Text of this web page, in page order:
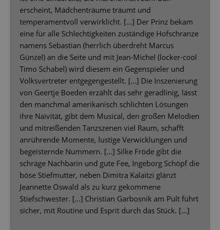
erscheint, Mädchenträume träumt und
temperamentvoll verwirklicht. […] Der Prinz bekam
eine für alle Schlechtigkeiten zuständige Hofschranze
namens Sebastian (herrlich überdreht Marcus
Günzel) an die Seite und mit Jean-Michel (locker-cool
Timo Schabel) wird diesem ein Gegenspieler und
Volksvertreter entgegengestellt. […] Die Inszenierung
von Geertje Boeden erzählt das sehr geradlinig, lässt
den manchmal amerikanisch schlichten Lösungen
ihre Naivität, gibt dem Musical, den großen Melodien
und mitreißenden Tanzszenen viel Raum, schafft
anrührende Momente, lustige Verwicklungen und
begeisternde Nummern. […] Silke Fröde gibt die
schräge Nachbarin und gute Fee, Ingeborg Schöpf die
böse Stiefmutter, neben Dimitra Kalaitzi glänzt
Jeannette Oswald als zu kurz gekommene
Stiefschwester. […] Christian Garbosnik am Pult führt
sicher, mit Routine und Esprit durch das Stück. [...]